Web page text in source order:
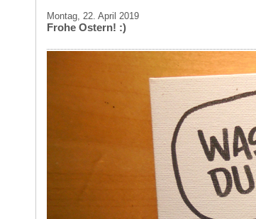
Montag, 22. April 2019
Frohe Ostern! :)